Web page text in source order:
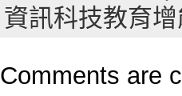
資訊科技教育
Comments are